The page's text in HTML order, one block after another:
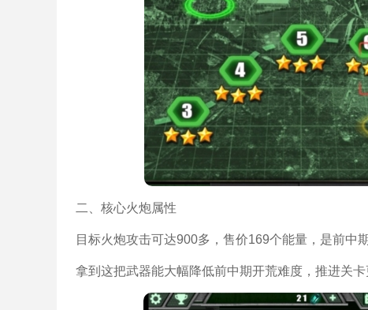
二、核心火炮属性
目标火炮攻击可达900多，售价169个能量，是前中
拿到这把武器能大幅降低前中期开荒难度，推进关卡